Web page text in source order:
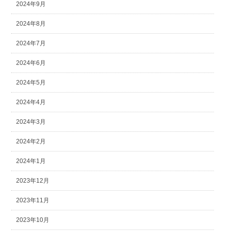
2024年9月
2024年8月
2024年7月
2024年6月
2024年5月
2024年4月
2024年3月
2024年2月
2024年1月
2023年12月
2023年11月
2023年10月